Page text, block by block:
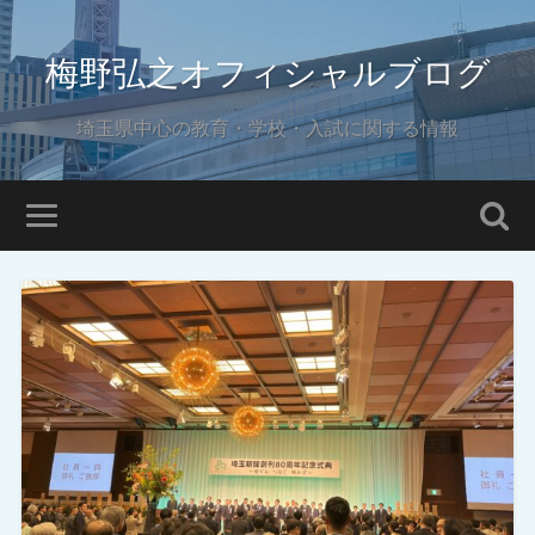
梅野弘之オフィシャルブログ
埼玉県中心の教育・学校・入試に関する情報